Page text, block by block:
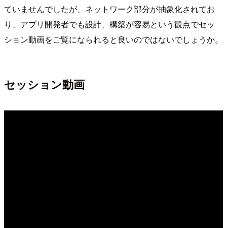
ていませんでしたが、ネットワーク部分が抽象化されてお
り、アプリ開発者でも設計、構築が容易という観点でセッ
ション動画をご覧になられると良いのではないでしょうか。
セッション動画